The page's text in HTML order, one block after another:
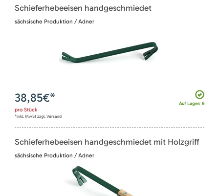
Schieferhebeeisen handgeschmiedet
sächsische Produktion / Adner
Auf Lager: 6
38,85€*
pro Stück
*inkl. MwSt zzgl. Versand
Schieferhebeeisen handgeschmiedet mit Holzgriff
sächsische Produktion / Adner